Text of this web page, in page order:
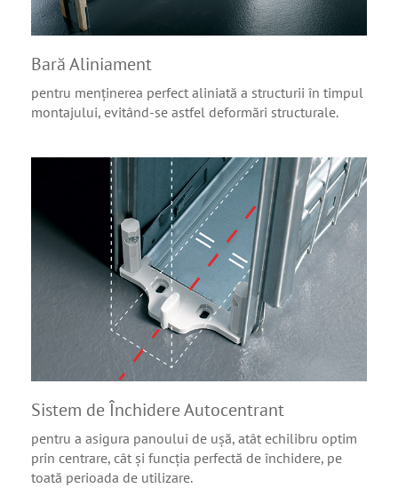
Bară Aliniament
pentru menținerea perfect aliniată a structurii în timpul
montajului, evitând-se astfel deformări structurale.
Sistem de Închidere Autocentrant
pentru a asigura panoului de ușă, atât echilibru optim
prin centrare, cât și funcția perfectă de închidere, pe
toată perioada de utilizare.